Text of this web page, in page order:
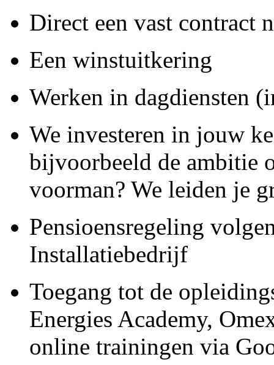
Direct een vast contract
Een winstuitkering
Werken in dagdiensten
We investeren in jouw
bijvoorbeeld de ambitie
voorman? We leiden je
Pensioensregeling
Installatiebedrijf
Toegang tot de
Energies Academy,
online trainingen via